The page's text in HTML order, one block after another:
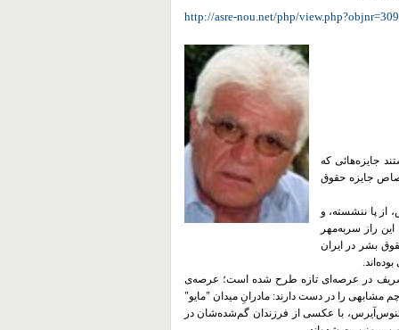
http://asre-nou.net/php/
جايزه‌هائى كه
جايزه حقوق
از پا ننشسته، و
كه حتى مويه بر گور عزيزت ممنوع است، بى‌محابا كشتار ٦٧، اين راز سربه‌مهر
بشر در ایران
شريف در عرصه‌اى تازه طرح شده است؛ عرصه‌ى
را در دست دارند: مادرانِ ميدان "مايو"
با عکسی از فرزندان گم‌شده‌شان در